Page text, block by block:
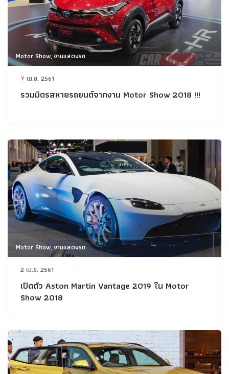
Motor Show, งานแสดงรถ
7 เม.ย. 2561
รวมมิตรสหายรถยนต์จากงาน Motor Show 2018 !!!
Motor Show, งานแสดงรถ
2 เม.ย. 2561
เปิดตัว Aston Martin Vantage 2019 ใน Motor
Show 2018